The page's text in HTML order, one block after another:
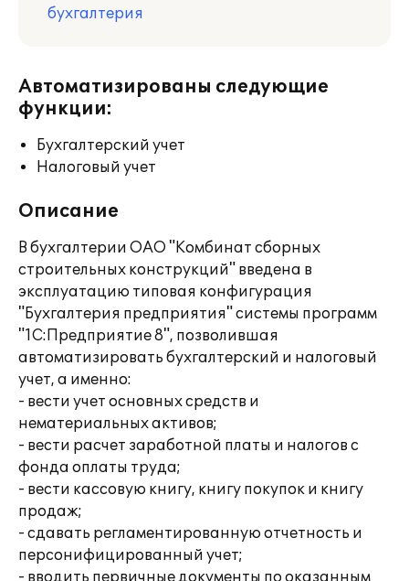
бухгалтерия
Автоматизированы следующие
функции:
Бухгалтерский учет
Налоговый учет
Описание
В бухгалтерии ОАО "Комбинат сборных
строительных конструкций" введена в
эксплуатацию типовая конфигурация
"Бухгалтерия предприятия" системы программ
"1С:Предприятие 8", позволившая
автоматизировать бухгалтерский и налоговый
учет, а именно:
- вести учет основных средств и
нематериальных активов;
- вести расчет заработной платы и налогов с
фонда оплаты труда;
- вести кассовую книгу, книгу покупок и книгу
продаж;
- сдавать регламентированную отчетность и
персонифицированный учет;
- вводить первичные документы по оказанным